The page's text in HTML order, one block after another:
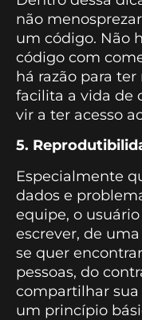
não
um código. Não
código com
há razão para
facilita a vida de
vir a ter acesso
5.
Especialmente
dados e
equipe, o
escrever, de
se quer
pessoas, do
compartilhar sua
um princípio